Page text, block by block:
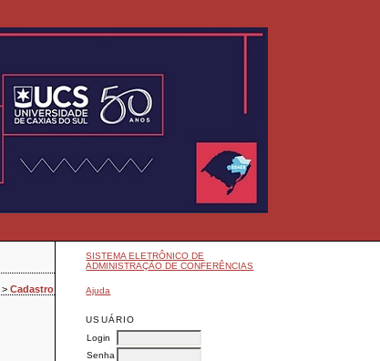
SISTEMA ELETRÔNICO DE
ADMINISTRAÇÃO DE CONFERÊNCIAS
Ajuda
USUÁRIO
Login
Senha
>Cadastro